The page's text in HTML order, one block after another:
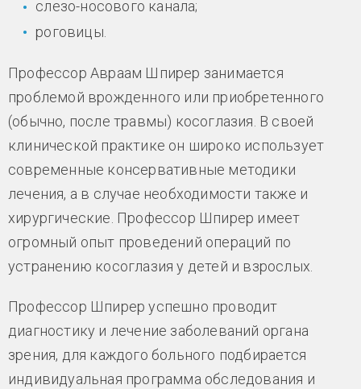
слезо-носового канала;
роговицы.
Профессор Авраам Шпирер занимается
проблемой врожденного или приобретенного
(обычно, после травмы) косоглазия. В своей
клинической практике он широко использует
современные консервативные методики
лечения, а в случае необходимости также и
хирургические. Профессор Шпирер имеет
огромный опыт проведений операций по
устранению косоглазия у детей и взрослых.
Профессор Шпирер успешно проводит
диагностику и лечение заболеваний органа
зрения, для каждого больного подбирается
индивидуальная программа обследования и